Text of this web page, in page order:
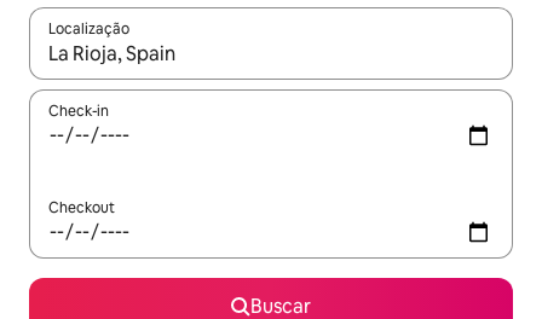
Localização
Quando os resultados estiverem disponíveis, explore-os
Check-in
Checkout
Buscar